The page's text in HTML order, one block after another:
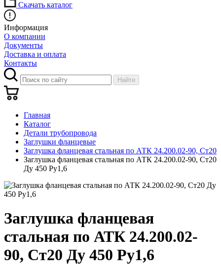
Скачать каталог
Информация
О компании
Документы
Доставка и оплата
Контакты
Найти
Главная
Каталог
Детали трубопровода
Заглушки фланцевые
Заглушка фланцевая стальная по АТК 24.200.02-90, Ст20
Заглушка фланцевая стальная по АТК 24.200.02-90, Ст20
Ду 450 Ру1,6
Заглушка фланцевая
стальная по АТК 24.200.02-
90, Ст20 Ду 450 Ру1,6